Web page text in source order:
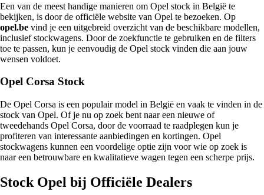
Een van de meest handige manieren om Opel stock in België te
bekijken, is door de officiële website van Opel te bezoeken. Op
opel.be vind je een uitgebreid overzicht van de beschikbare modellen,
inclusief stockwagens. Door de zoekfunctie te gebruiken en de filters
toe te passen, kun je eenvoudig de Opel stock vinden die aan jouw
wensen voldoet.
Opel Corsa Stock
De Opel Corsa is een populair model in België en vaak te vinden in de
stock van Opel. Of je nu op zoek bent naar een nieuwe of
tweedehands Opel Corsa, door de voorraad te raadplegen kun je
profiteren van interessante aanbiedingen en kortingen. Opel
stockwagens kunnen een voordelige optie zijn voor wie op zoek is
naar een betrouwbare en kwalitatieve wagen tegen een scherpe prijs.
Stock Opel bij Officiële Dealers